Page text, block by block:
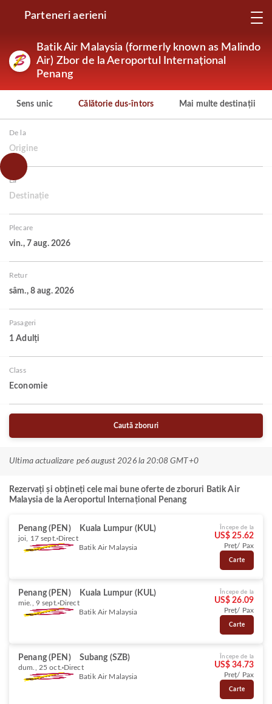
Parteneri aerieni
Batik Air Malaysia (formerly known as Malindo
Air) Zbor de la Aeroportul Internațional
Penang
Sens unic Călătorie dus-întors Mai multe destinații
De la
Origine
La
Destinație
Plecare
vin., 7 aug. 2026
Retur
sâm., 8 aug. 2026
Pasageri
1 Adulți
Class
Economie
Caută zboruri
Ultima actualizare pe6 august 2026 la 20:08 GMT+0
Rezervați și obțineți cele mai bune oferte de zboruri Batik Air
Malaysia de la Aeroportul Internațional Penang
Penang (PEN) Kuala Lumpur (KUL)
joi, 17 sept. Direct
Batik Air Malaysia
Începe de la
US$ 25.62
Preț/ Pax
Carte
Penang (PEN) Kuala Lumpur (KUL)
mie., 9 sept. Direct
Batik Air Malaysia
Începe de la
US$ 26.09
Preț/ Pax
Carte
Penang (PEN) Subang (SZB)
dum., 25 oct. Direct
Batik Air Malaysia
Începe de la
US$ 34.73
Preț/ Pax
Carte